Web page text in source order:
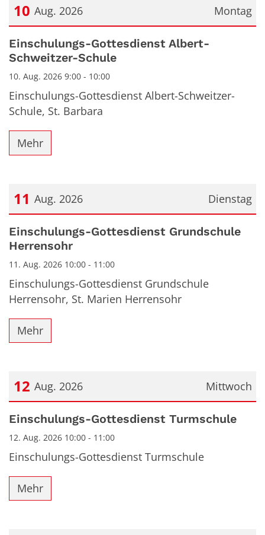
Montag
10 Aug. 2026
Datum: 10. August 2026
Einschulungs-Gottesdienst Albert-
Schweitzer-Schule
10. Aug. 2026 9:00 - 10:00
Einschulungs-Gottesdienst Albert-Schweitzer-
Schule, St. Barbara
Mehr
Dienstag
11 Aug. 2026
Datum: 11. August 2026
Einschulungs-Gottesdienst Grundschule
Herrensohr
11. Aug. 2026 10:00 - 11:00
Einschulungs-Gottesdienst Grundschule
Herrensohr, St. Marien Herrensohr
Mehr
Mittwoch
12 Aug. 2026
Datum: 12. August 2026
Einschulungs-Gottesdienst Turmschule
12. Aug. 2026 10:00 - 11:00
Einschulungs-Gottesdienst Turmschule
Mehr